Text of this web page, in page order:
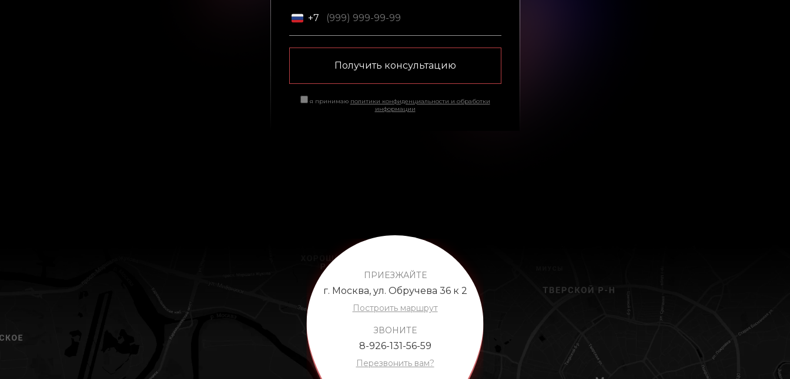
+7
Получить консультацию
я принимаю политики конфиденциальности и обработки
информации
ПРИЕЗЖАЙТЕ
г. Москва, ул. Обручева 36 к 2
Построить маршрут
ЗВОНИТЕ
8-926-131-56-59
Перезвонить вам?